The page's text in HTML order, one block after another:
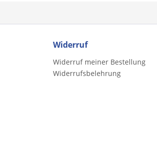
Widerruf
Widerruf meiner Bestellung
Widerrufsbelehrung